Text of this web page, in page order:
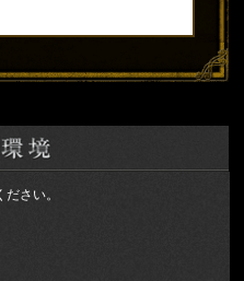
さい。